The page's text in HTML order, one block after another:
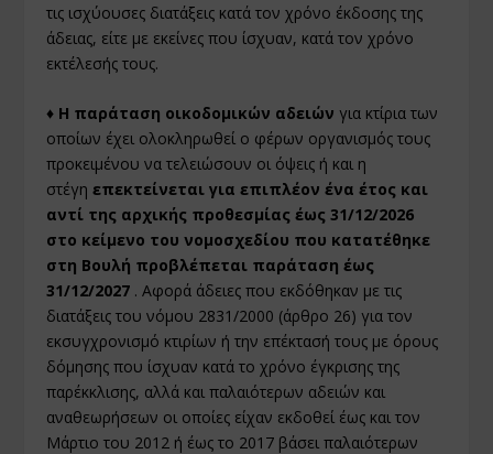
τις ισχύουσες διατάξεις κατά τον χρόνο έκδοσης της
άδειας, είτε με εκείνες που ίσχυαν, κατά τον χρόνο
εκτέλεσής τους.
♦ Η παράταση οικοδομικών αδειών για κτίρια των
οποίων έχει ολοκληρωθεί ο φέρων οργανισμός τους
προκειμένου να τελειώσουν οι όψεις ή και η
στέγηεπεκτείνεται για επιπλέον ένα έτος και
αντί της αρχικής προθεσμίας έως 31/12/2026
στο κείμενο του νομοσχεδίου που κατατέθηκε
στη Βουλή προβλέπεται παράταση έως
31/12/2027 . Αφορά άδειες που εκδόθηκαν με τις
διατάξεις του νόμου 2831/2000 (άρθρο 26) για τον
εκσυγχρονισμό κτιρίων ή την επέκτασή τους με όρους
δόμησης που ίσχυαν κατά το χρόνο έγκρισης της
παρέκκλισης, αλλά και παλαιότερων αδειών και
αναθεωρήσεων οι οποίες είχαν εκδοθεί έως και τον
Μάρτιο του 2012 ή έως το 2017 βάσει παλαιότερων